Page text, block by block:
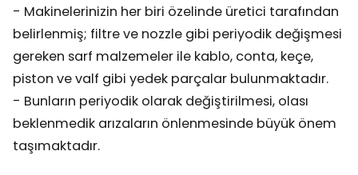
- Makinelerinizin her biri özelinde üretici tarafından
belirlenmiş; filtre ve nozzle gibi periyodik değişmesi
gereken sarf malzemeler ile kablo, conta, keçe,
piston ve valf gibi yedek parçalar bulunmaktadır.
- Bunların periyodik olarak değiştirilmesi, olası
beklenmedik arızaların önlenmesinde büyük önem
taşımaktadır.